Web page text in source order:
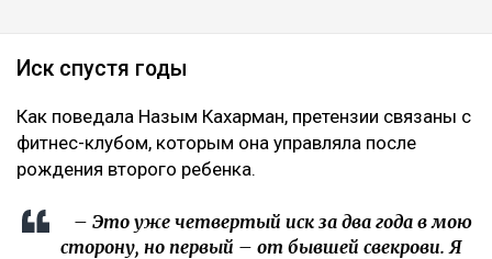
Иск спустя годы
Как поведала Назым Кахарман, претензии связаны с
фитнес-клубом, которым она управляла после
рождения второго ребенка.
– Это уже четвертый иск за два года в мою
сторону, но первый – от бывшей свекрови. Я